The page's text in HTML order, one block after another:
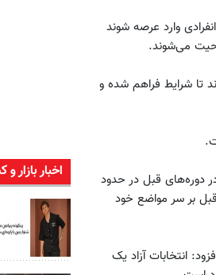
وارد عرصه شوند
می‌شوند.
تا شرایط فراهم شده و
دوره‌های قبل در حدود
قبل بر سر مواضع خود
انتخابات آزاد یک
اخبار بازار